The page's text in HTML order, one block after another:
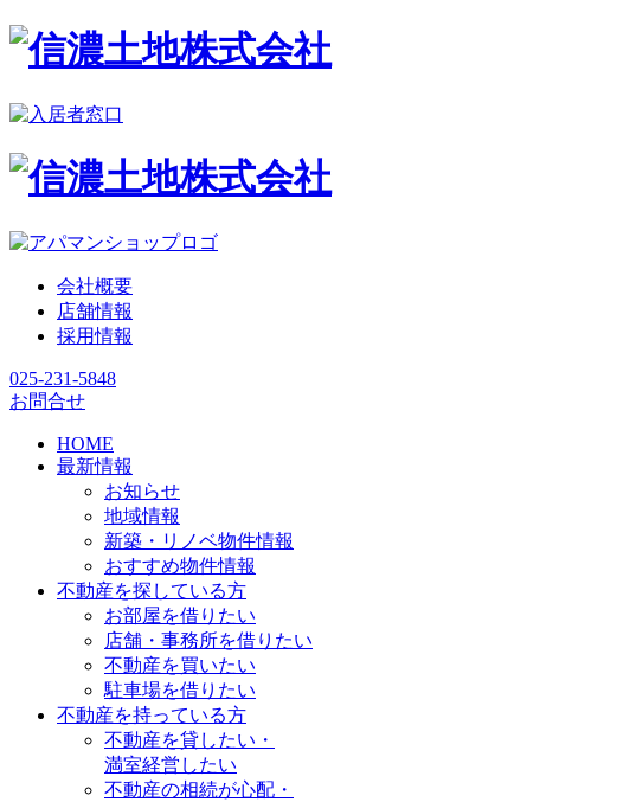
会社概要
店舗情報
採用情報
025-231-5848
お問合せ
HOME
最新情報
お知らせ
地域情報
新築・リノベ物件情報
おすすめ物件情報
不動産を探している方
お部屋を借りたい
店舗・事務所を借りたい
不動産を買いたい
駐車場を借りたい
不動産を持っている方
不動産を貸したい・
満室経営したい
不動産の相続が心配・